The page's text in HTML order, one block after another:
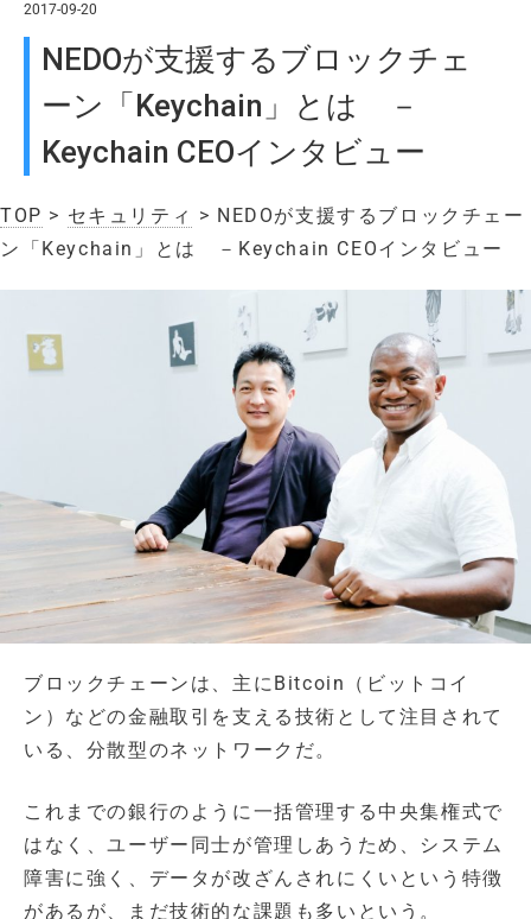
2017-09-20
NEDOが支援するブロックチェ
ーン「Keychain」とは －
Keychain CEOインタビュー
TOP > セキュリティ > NEDOが支援するブロックチェー
ン「Keychain」とは －Keychain CEOインタビュー
ブロックチェーンは、主にBitcoin（ビットコイ
ン）などの金融取引を支える技術として注目されて
いる、分散型のネットワークだ。
これまでの銀行のように一括管理する中央集権式で
はなく、ユーザー同士が管理しあうため、システム
障害に強く、データが改ざんされにくいという特徴
があるが、まだ技術的な課題も多いという。